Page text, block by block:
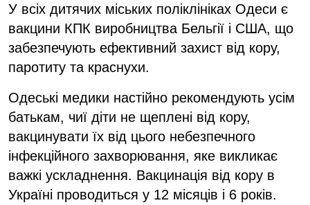
У всіх дитячих міських поліклініках Одеси є
вакцини КПК виробництва Бельгії і США, що
забезпечують ефективний захист від кору,
паротиту та краснухи.
Одеські медики настійно рекомендують усім
батькам, чиї діти не щеплені від кору,
вакцинувати їх від цього небезпечного
інфекційного захворювання, яке викликає
важкі ускладнення. Вакцинація від кору в
Україні проводиться у 12 місяців і 6 років.